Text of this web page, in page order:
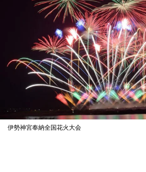
伊勢神宮奉納全国花火大会